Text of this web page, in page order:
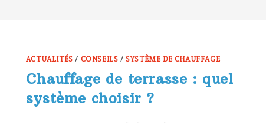
ACTUALITÉS / CONSEILS /SYSTÈME DE CHAUFFAGE
Chauffage de terrasse : quel
système choisir ?